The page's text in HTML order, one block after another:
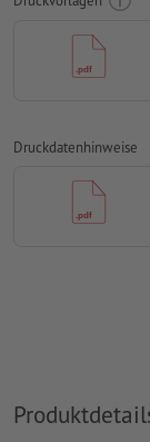
Unser Tipp:
Verdana
Abstand
Auflösung:600
Wie lege ich
Druckdatenhinweise